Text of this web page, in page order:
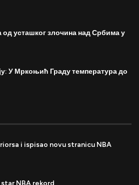
усташког злочина над Србима у
У Мркоњић Граду температура до
i ispisao novu stranicu NBA